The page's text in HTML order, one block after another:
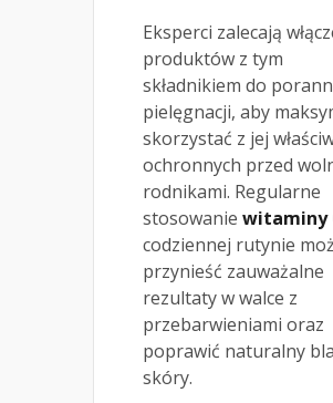
Eksperci zalecają
produktów z tym
składnikiem do
pielęgnacji, aby
skorzystać z jej
ochronnych przed
rodnikami. Regularne
stosowanie witaminy
codziennej rutynie
przynieść zauważalne
rezultaty w walce z
przebarwieniami oraz
poprawić naturalny
skóry.